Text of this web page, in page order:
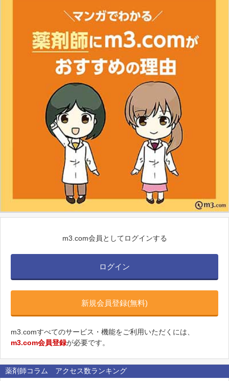
m3.com会員としてログインする
ログイン
新規会員登録(無料)
m3.comすべてのサービス・機能をご利用いただくには、
m3.com会員登録が必要です。
薬剤師コラム アクセス数ランキング